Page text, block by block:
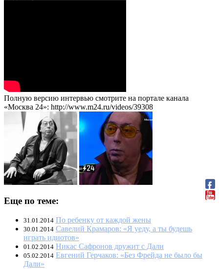
Полную версию интервью смотрите на портале канала
«Москва 24»: http://www.m24.ru/videos/39308
Еще по теме:
31.01.2014 По ребенку от каждой жены
30.01.2014 Савелий Крамаров: «Я уеду, а ты будешь
играть идиотов»
01.02.2014 Никас Сафронов дружит с Дали
05.02.2014 Евгений Герчаков: «Без Фрейда не было бы
Дали»